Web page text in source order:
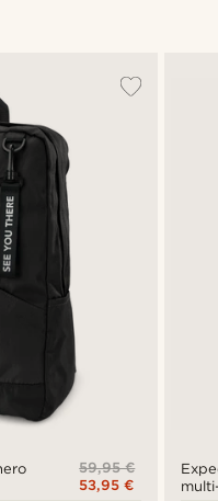
59,95 €
53,95 €